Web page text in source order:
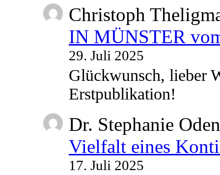
Christoph
IN MÜNSTER
29. Juli 2025
Glückwunsch, lieber
Erstpublikation!
Dr. Stephanie
Vielfalt eines
17. Juli 2025